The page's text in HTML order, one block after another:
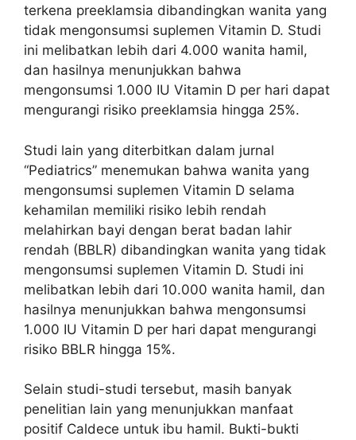
terkena preeklamsia dibandingkan wanita yang
tidak mengonsumsi suplemen Vitamin D. Studi
ini melibatkan lebih dari 4.000 wanita hamil,
dan hasilnya menunjukkan bahwa
mengonsumsi 1.000 IU Vitamin D per hari dapat
mengurangi risiko preeklamsia hingga 25%.
Studi lain yang diterbitkan dalam jurnal
“Pediatrics” menemukan bahwa wanita yang
mengonsumsi suplemen Vitamin D selama
kehamilan memiliki risiko lebih rendah
melahirkan bayi dengan berat badan lahir
rendah (BBLR) dibandingkan wanita yang tidak
mengonsumsi suplemen Vitamin D. Studi ini
melibatkan lebih dari 10.000 wanita hamil, dan
hasilnya menunjukkan bahwa mengonsumsi
1.000 IU Vitamin D per hari dapat mengurangi
risiko BBLR hingga 15%.
Selain studi-studi tersebut, masih banyak
penelitian lain yang menunjukkan manfaat
positif Caldece untuk ibu hamil. Bukti-bukti